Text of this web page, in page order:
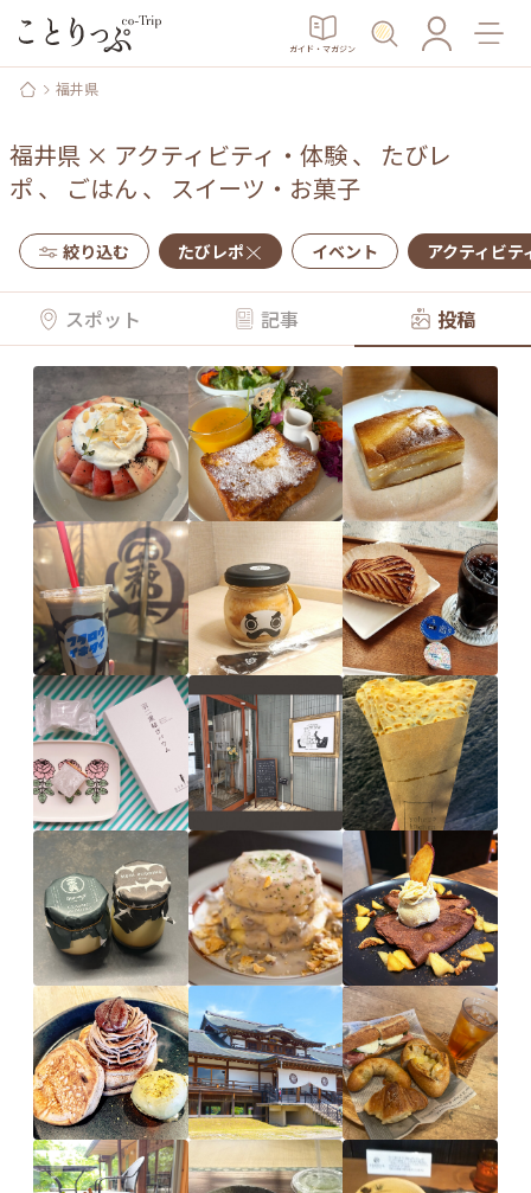
ガイド・マガジン
福井県
福井県 × アクティビティ・体験、 たびレ
ポ 、 ごはん 、 スイーツ・お菓子
絞り込む たびレポ イベント アクティビテ
スポット 記事 投稿